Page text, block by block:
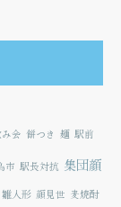
会 餅つき 麺 駅前
市 駅長対抗 集団顔
雛人形 顔見世 麦焼酎